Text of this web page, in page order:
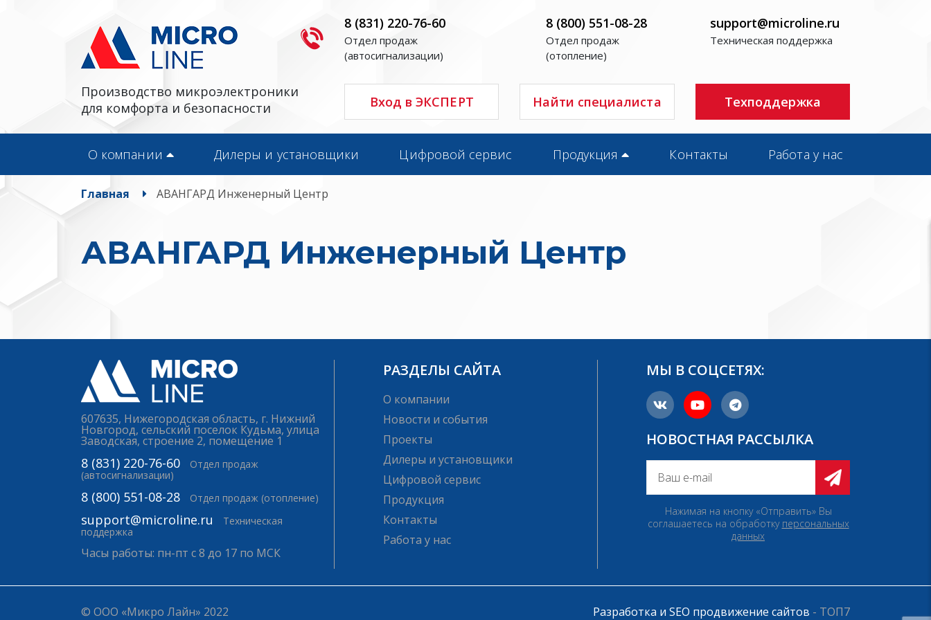
Производство микроэлектроники
для комфорта и безопасности
8 (831) 220-76-60
Отдел продаж
(автосигнализации)
8 (800) 551-08-28
Отдел продаж
(отопление)
support@microline.ru
Техническая поддержка
Вход в ЭКСПЕРТ Найти специалиста Техподдержка
О компании Дилеры и установщики Цифровой сервис Продукция Контакты Работа у нас
Главная АВАНГАРД Инженерный Центр
АВАНГАРД Инженерный Центр
607635, Нижегородская область, г. Нижний
Новгород, сельский поселок Кудьма, улица
Заводская, строение 2, помещение 1
8 (831) 220-76-60
Отдел продаж
(автосигнализации)
8 (800) 551-08-28 Отдел продаж (отопление)
support@microline.ru
Техническая
поддержка
Часы работы: пн-пт с 8 до 17 по МСК
РАЗДЕЛЫ САЙТА
О компании
Новости и события
Проекты
Дилеры и установщики
Цифровой сервис
Продукция
Контакты
Работа у нас
МЫ В СОЦСЕТЯХ:
НОВОСТНАЯ РАССЫЛКА
Нажимая на кнопку «Отправить» Вы
соглашаетесь на обработку персональных
данных
© ООО «Микро Лайн» 2022 Разработка и SEO продвижение сайтов - ТОП7